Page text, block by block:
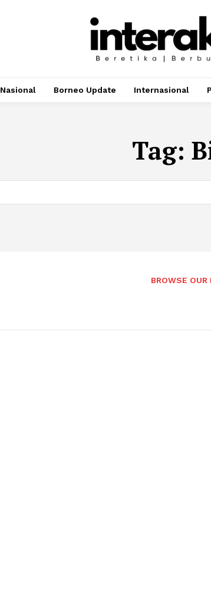
Nasional Borneo Update Internasional
Tag:
BROWSE